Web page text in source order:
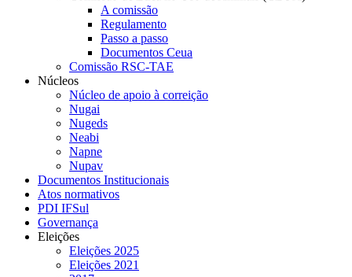
A comissão
Regulamento
Passo a passo
Documentos Ceua
Comissão RSC-TAE
Núcleos
Núcleo de apoio à correição
Nugai
Nugeds
Neabi
Napne
Nupav
Documentos Institucionais
Atos normativos
PDI IFSul
Governança
Eleições
Eleições 2025
Eleições 2021